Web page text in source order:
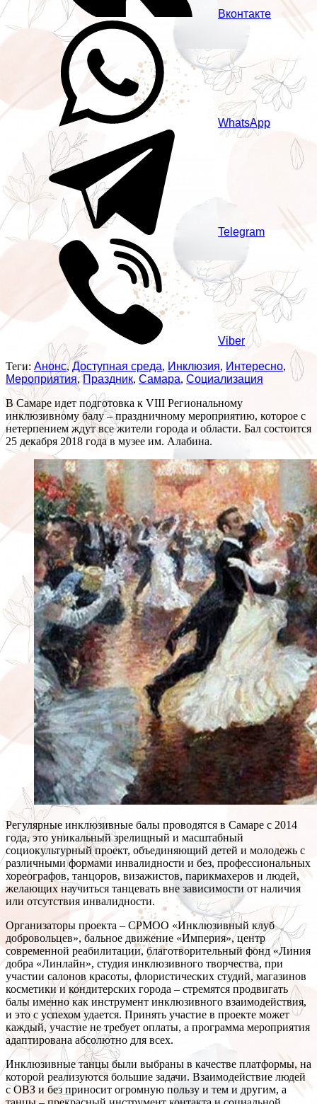
Вконтакте
WhatsApp
Telegram
Viber
Теги: Анонс,Доступная среда, Инклюзия, Интересно,
Мероприятия,Праздник, Самара, Социализация
В Самаре идет подготовка к VIII Региональному
инклюзивному балу – праздничному мероприятию, которое с
нетерпением ждут все жители города и области. Бал состоится
25 декабря 2018 года в музее им. Алабина.
Регулярные инклюзивные балы проводятся в Самаре с 2014
года, это уникальный зрелищный и масштабный
социокультурный проект, объединяющий детей и молодежь с
различными формами инвалидности и без, профессиональных
хореографов, танцоров, визажистов, парикмахеров и людей,
желающих научиться танцевать вне зависимости от наличия
или отсутствия инвалидности.
Организаторы проекта – СРМОО «Инклюзивный клуб
добровольцев», бальное движение «Империя», центр
современной реабилитации, благотворительный фонд «Линия
добра «Линлайн», студия инклюзивного творчества, при
участии салонов красоты, флористических студий, магазинов
косметики и кондитерских города – стремятся продвигать
балы именно как инструмент инклюзивного взаимодействия,
и это с успехом удается. Принять участие в проекте может
каждый, участие не требует оплаты, а программа мероприятия
адаптирована абсолютно для всех.
Инклюзивные танцы были выбраны в качестве платформы, на
которой реализуются большие задачи. Взаимодействие людей
с ОВЗ и без приносит огромную пользу и тем и другим, а